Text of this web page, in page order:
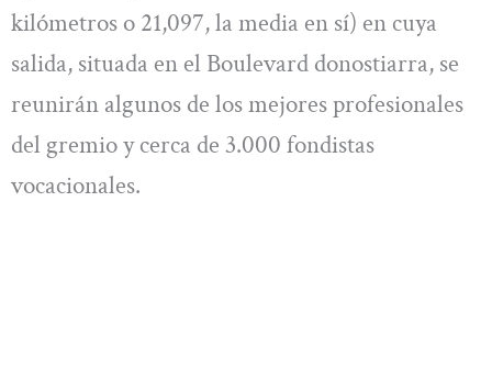
kilómetros o 21,097, la media en sí) en cuya
salida, situada en el Boulevard donostiarra, se
reunirán algunos de los mejores profesionales
del gremio y cerca de 3.000 fondistas
vocacionales.